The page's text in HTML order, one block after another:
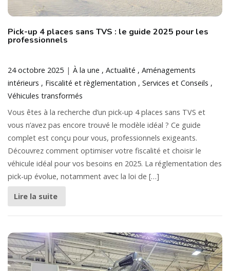
Pick-up 4 places sans TVS : le guide 2025 pour les
professionnels
24 octobre 2025 À la une Actualité
Aménagements
intérieurs
Fiscalité et règlementation
Services et Conseils
Véhicules transformés
Vous êtes à la recherche d’un pick-up 4 places sans TVS et
vous n’avez pas encore trouvé le modèle idéal ? Ce guide
complet est conçu pour vous, professionnels exigeants.
Découvrez comment optimiser votre fiscalité et choisir le
véhicule idéal pour vos besoins en 2025. La réglementation des
pick-up évolue, notamment avec la loi de […]
Lire la suite